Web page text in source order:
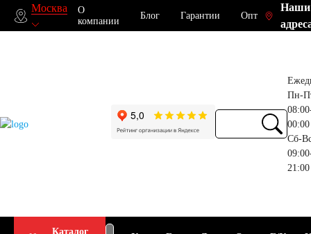
Москва
О
компании
Блог Гарантии Опт
Наши
Пн-
00:00
Сб-
21:00
Каталог
Подбор